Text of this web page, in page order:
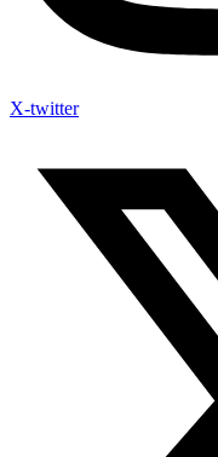
X-twitter